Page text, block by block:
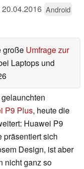
20.04.2016 Android
große Umfrage zur
Laptops und
P9 Plus, heute die
Huawei P9
präsentiert sich
Design, ist aber
nicht ganz so